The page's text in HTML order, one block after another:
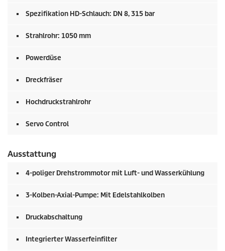
Spezifikation HD-Schlauch: DN 8, 315 bar
Strahlrohr: 1050 mm
Powerdüse
Dreckfräser
Hochdruckstrahlrohr
Servo Control
Ausstattung
4-poliger Drehstrommotor mit Luft- und Wasserkühlung
3-Kolben-Axial-Pumpe: Mit Edelstahlkolben
Druckabschaltung
Integrierter Wasserfeinfilter